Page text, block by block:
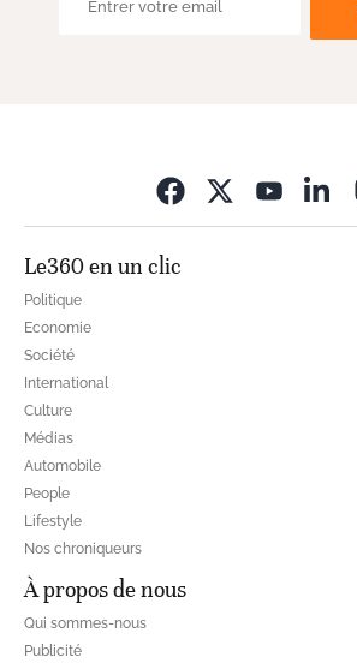
Le360 en un clic
Politique
Economie
Société
International
Culture
Médias
Automobile
People
Lifestyle
Nos chroniqueurs
À propos de nous
Qui sommes-nous
Publicité